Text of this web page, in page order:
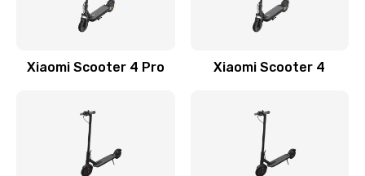
Устранение люфта
Xiaomi Scooter 4 Pro Xiaomi Scooter 4